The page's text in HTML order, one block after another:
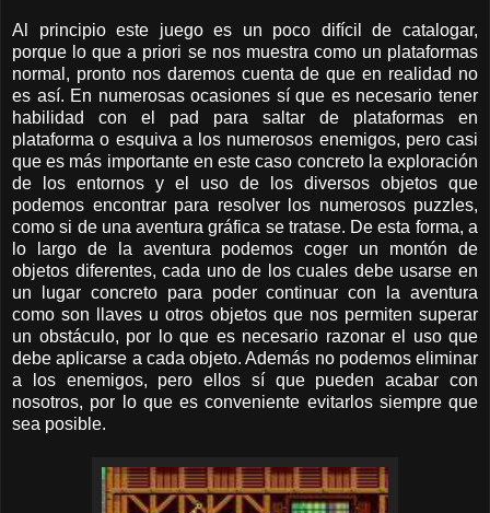
Al principio este juego es un poco difícil de catalogar,
porque lo que a priori se nos muestra como un plataformas
normal, pronto nos daremos cuenta de que en realidad no
es así. En numerosas ocasiones sí que es necesario tener
habilidad con el pad para saltar de plataformas en
plataforma o esquiva a los numerosos enemigos, pero casi
que es más importante en este caso concreto la exploración
de los entornos y el uso de los diversos objetos que
podemos encontrar para resolver los numerosos puzzles,
como si de una aventura gráfica se tratase. De esta forma, a
lo largo de la aventura podemos coger un montón de
objetos diferentes, cada uno de los cuales debe usarse en
un lugar concreto para poder continuar con la aventura
como son llaves u otros objetos que nos permiten superar
un obstáculo, por lo que es necesario razonar el uso que
debe aplicarse a cada objeto. Además no podemos eliminar
a los enemigos, pero ellos sí que pueden acabar con
nosotros, por lo que es conveniente evitarlos siempre que
sea posible.